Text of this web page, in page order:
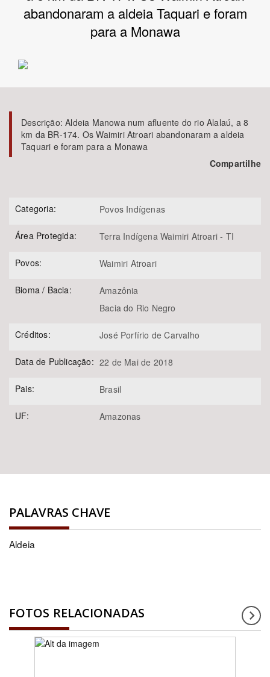
Tema
Subtema
Área de Levantamento
Área Protegida
abandonaram a aldeia Taquari e foram
para a Monawa
Descrição:Aldeia Manowa num afluente do rio Alalaú, a 8
km da BR-174. Os Waimiri Atroari abandonaram a aldeia
Taquari e foram para a Monawa
Compartilhe
Categoria: Povos Indígenas
Área Protegida: Terra Indígena Waimiri Atroari - TI
Povos: Waimiri Atroari
Bioma / Bacia:
Amazônia
Bacia do Rio Negro
Créditos: José Porfírio de Carvalho
Data de Publicação: 22 de Mai de 2018
Pais: Brasil
UF: Amazonas
PALAVRAS CHAVE
Aldeia
FOTOS RELACIONADAS